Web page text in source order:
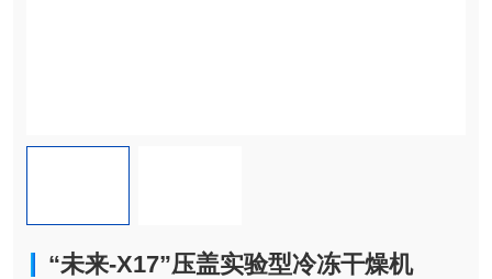
“未来-X17”压盖实验型冷冻干燥机